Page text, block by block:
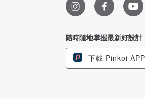
隨時隨地掌握最新好設計
下載 Pinkoi APP